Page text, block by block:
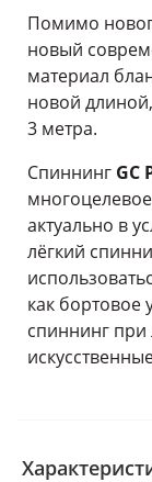
Помимо
новый
материал
новой
3 метра.
Спиннинг GC
актуально в
лёгкий
как
спиннинг